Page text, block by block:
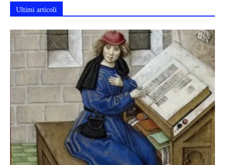
Ultimi articoli